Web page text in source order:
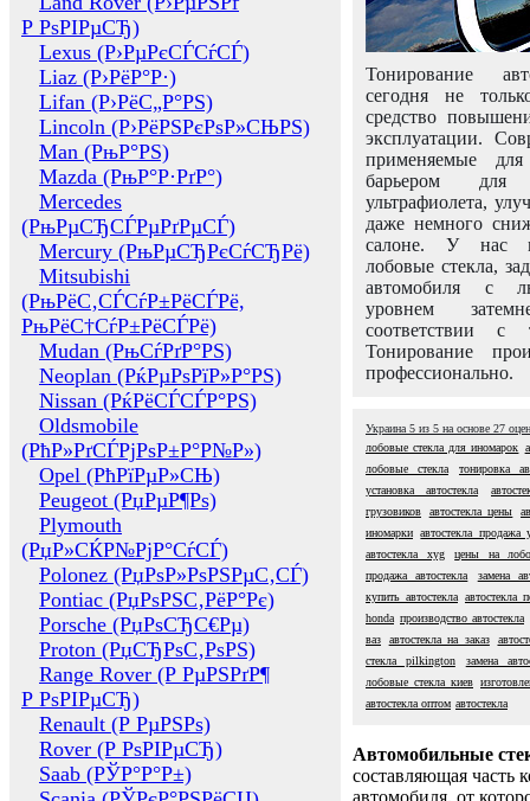
Р РѕРІРµСЂ)
Lexus (Р›РµРєСЃСѓСЃ)
Liaz (Р›РёР°Р·)
Lifan (Р›РёС„Р°РЅ)
Lincoln (Р›РёРЅРєРѕР»СЊРЅ)
Man (РњР°РЅ)
Mazda (РњР°Р·РґР°)
Mercedes
(РњРµСЂСЃРµРґРµСЃ)
Mercury (РњРµСЂРєСѓСЂРё)
Mitsubishi
(РњРёС‚СЃСѓР±РёСЃРё,
РњРёС†СѓР±РёСЃРё)
Mudan (РњСѓРґР°РЅ)
Neoplan (РќРµРѕРїР»Р°РЅ)
Nissan (РќРёСЃСЃР°РЅ)
Oldsmobile
(РћР»РґСЃРјРѕР±Р°Р№Р»)
Opel (РћРїРµР»СЊ)
Peugeot (РџРµР¶Рѕ)
Plymouth
(РџР»СЌР№РјР°СѓСЃ)
Polonez (РџРѕР»РѕРЅРµС‚СЃ)
Pontiac (РџРѕРЅС‚РёР°Рє)
Porsche (РџРѕСЂС€Рµ)
Proton (РџСЂРѕС‚РѕРЅ)
Range Rover (Р РµРЅРґР¶
Р РѕРІРµСЂ)
Renault (Р РµРЅРѕ)
Rover (Р РѕРІРµСЂ)
Saab (РЎР°Р°Р±)
Тонирование
сегодня не
средство
эксплуатации.
применяемые
барьером для
ультрафиолета,
даже немного
салоне. У нас
лобовые стекла,
автомобиля с
уровнем
соответствии с
Тонирование
профессионально.
Украина 5 из 5 на основе 27
лобовые стекла для иномарок
лобовые стекла
тонировка
установка автостекла
грузовиков
автостекла цены
иномарки автостекла продажа
автостекла xyg
цены на
продажа автостекла
замена
купить автостекла автостекла
honda производство автостекла
ваз
автостекла на заказ
стекла pilkington
замена
лобовые стекла киев
автостекла оптом автостекла
Автомобильные
составляющая часть
автомобиля, от